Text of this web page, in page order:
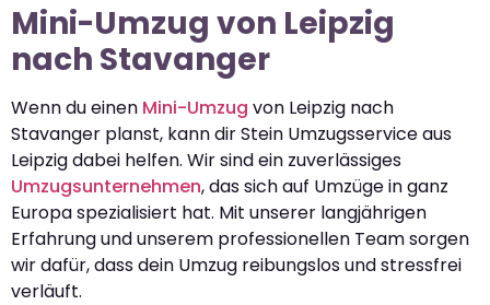
Mini-Umzug von Leipzig
nach Stavanger
Wenn du einen Mini-Umzug von Leipzig nach
Stavanger planst, kann dir Stein Umzugsservice aus
Leipzig dabei helfen. Wir sind ein zuverlässiges
Umzugsunternehmen, das sich auf Umzüge in ganz
Europa spezialisiert hat. Mit unserer langjährigen
Erfahrung und unserem professionellen Team sorgen
wir dafür, dass dein Umzug reibungslos und stressfrei
verläuft.